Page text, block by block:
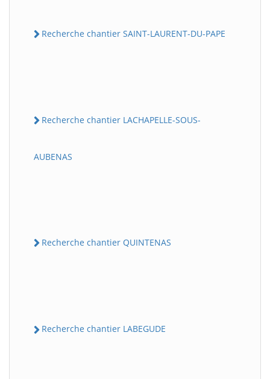
Recherche chantier SAINT-LAURENT-DU-PAPE
Recherche chantier LACHAPELLE-SOUS-
AUBENAS
Recherche chantier QUINTENAS
Recherche chantier LABEGUDE